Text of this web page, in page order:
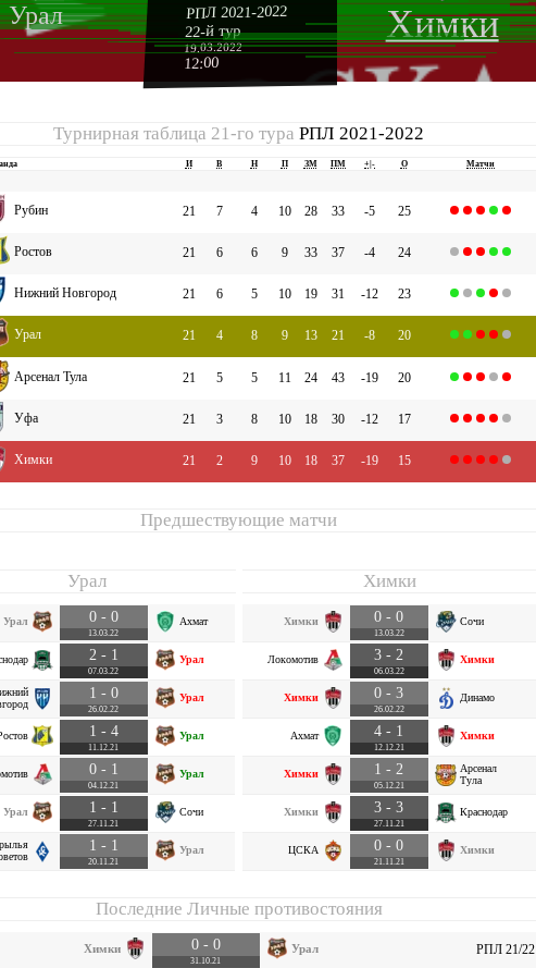
Урал Химки
РПЛ 2021-2022
22-й тур
19.03.2022
12:00
Турнирная таблица 21-го тураРПЛ 2021-2022
И В Н П ЗМ ПМ +|- О Матчи
Рубин 21 7 4 10 28 33 -5 25
Ростов 21 6 6 9 33 37 -4 24
Нижний Новгород 21 6 5 10 19 31 -12 23
Урал 21 4 8 9 13 21 -8 20
Арсенал Тула 21 5 5 11 24 43 -19 20
Уфа 21 3 8 10 18 30 -12 17
Химки 21 2 9 10 18 37 -19 15
Предшествующие матчи
Урал
Урал 0 - 0
13.03.22
Ахмат
2 - 1
07.03.22
Урал
1 - 0
26.02.22
Урал
1 - 4
11.12.21
Урал
0 - 1
04.12.21
Урал
Урал 1 - 1
27.11.21
Сочи
1 - 1
20.11.21
Урал
Химки
Химки 0 - 0
13.03.22
Сочи
Локомотив 3 - 2
06.03.22
Химки
Химки 0 - 3
26.02.22
Динамо
Ахмат 4 - 1
12.12.21
Химки
Химки 1 - 2
05.12.21
Арсенал
Тула
Химки 3 - 3
27.11.21
Краснодар
ЦСКА 0 - 0
21.11.21
Химки
Последние Личные противостояния
Химки 0 - 0
31.10.21
Урал РПЛ 21/22